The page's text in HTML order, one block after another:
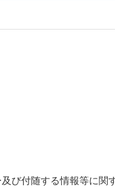
び付随する情報等に関